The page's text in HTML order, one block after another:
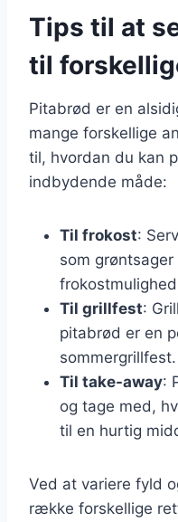
Tips til at
til
Pitabrød er en
mange forskellige
til, hvordan du kan
indbydende måde:
Til frokost:
som
Til grillfest:
pitabrød er en
sommergrillfest.
Til take-away:
og tage med,
til en hurtig
Ved at variere fyld
række forskellige